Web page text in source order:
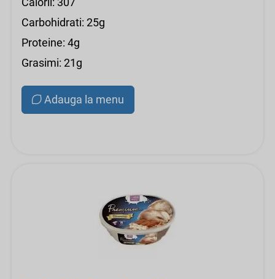
Carbohidrati: 25g
Proteine: 4g
Grasimi: 21g
Adauga la menu